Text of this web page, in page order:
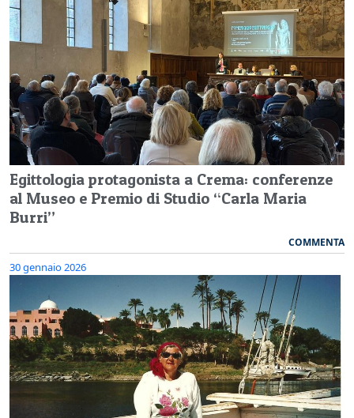
Egittologia protagonista a Crema: conferenze
al Museo e Premio di Studio “Carla Maria
Burri”
COMMENTA
30 gennaio 2026